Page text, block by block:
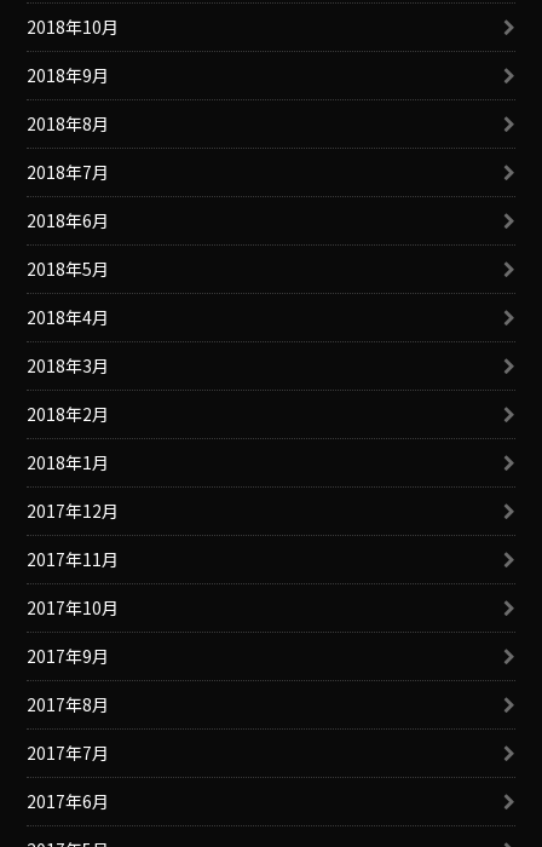
2018年10月
2018年9月
2018年8月
2018年7月
2018年6月
2018年5月
2018年4月
2018年3月
2018年2月
2018年1月
2017年12月
2017年11月
2017年10月
2017年9月
2017年8月
2017年7月
2017年6月